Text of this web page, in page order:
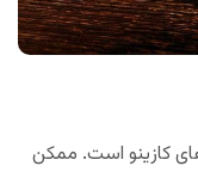
کازینو است. ممکن